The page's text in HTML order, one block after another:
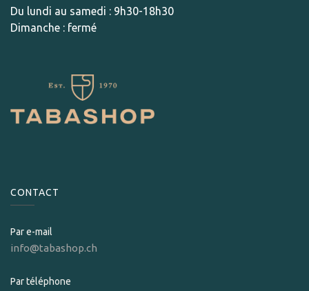
Du lundi au samedi : 9h30-18h30
Dimanche : fermé
CONTACT
Par e-mail
info@tabashop.ch
Par téléphone